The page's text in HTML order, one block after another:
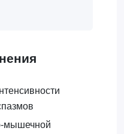
мышечной